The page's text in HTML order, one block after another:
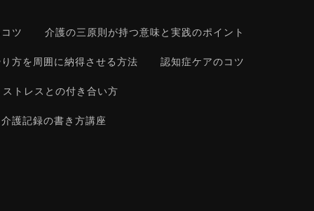
ツ 介護の三原則が持つ意味と実践のポイント
方を周囲に納得させる方法 認知症ケアのコツ
ストレスとの付き合い方
介護記録の書き方講座